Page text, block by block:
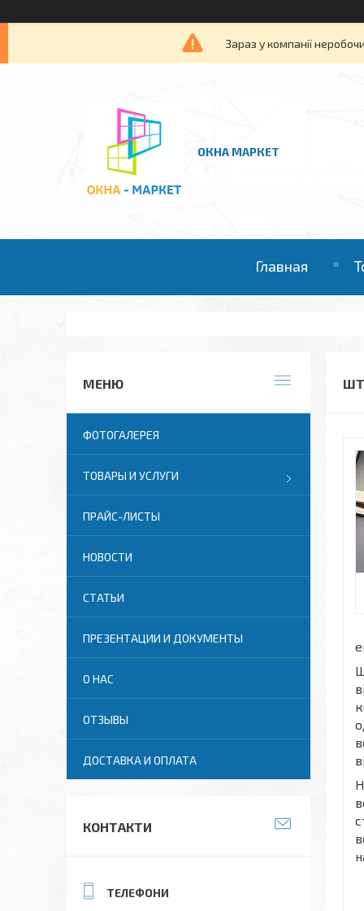
Зараз у компанії
ОКНА МАРКЕТ
Главная
ФОТОГАЛЕРЕЯ
ТОВАРЫ И УСЛУГИ
ПРАЙС-ЛИСТЫ
НОВОСТИ
СТАТЬИ
ПРЕЗЕНТАЦИИ И ДОКУМЕНТЫ
О НАС
ОТЗЫВЫ
ДОСТАВКА И ОПЛАТА
КОНТАКТИ